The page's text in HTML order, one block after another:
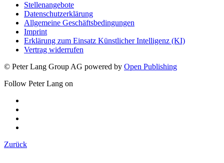
Stellenangebote
Datenschutzerklärung
Allgemeine Geschäftsbedingungen
Imprint
Erklärung zum Einsatz Künstlicher Intelligenz (KI)
Vertrag widerrufen
© Peter Lang Group AG powered by Open Publishing
Follow Peter Lang on
Zurück